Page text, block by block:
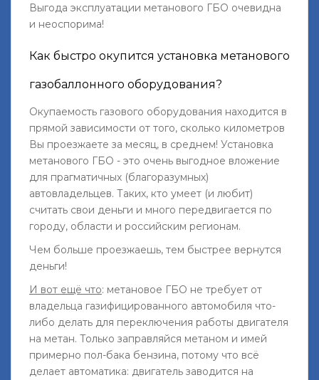
Выгода эксплуатации метанового ГБО очевидна
и неоспорима!
Как быстро окупится установка метанового
газобаллонного оборудования?
Окупаемость газового оборудования находится в
прямой зависимости от того, сколько километров
Вы проезжаете за месяц, в среднем! Установка
метанового ГБО - это очень выгодное вложение
для прагматичных (благоразумных)
автовладельцев. Таких, кто умеет (и любит)
считать свои деньги и много передвигается по
городу, области и российским регионам.
Чем больше проезжаешь, тем быстрее вернутся
деньги!
И вот ещё что: метановое ГБО не требует от
владельца газифицированного автомобиля что-
либо делать для переключения работы двигателя
на метан. Только заправляйся метаном и имей
примерно пол-бака бензина, потому что всё
делает автоматика: двигатель заводится на